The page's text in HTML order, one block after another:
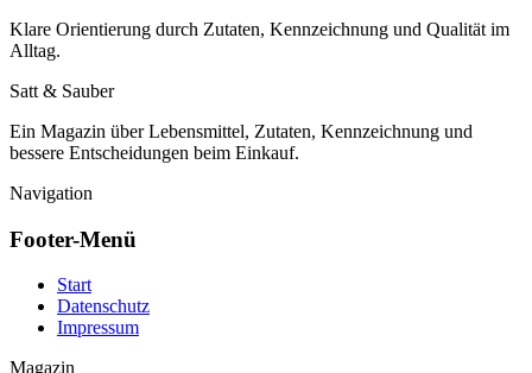
Klare Orientierung durch Zutaten, Kennzeichnung und Qualität im
Alltag.
Satt & Sauber
Ein Magazin über Lebensmittel, Zutaten, Kennzeichnung und
bessere Entscheidungen beim Einkauf.
Navigation
Footer-Menü
Start
Datenschutz
Impressum
Magazin